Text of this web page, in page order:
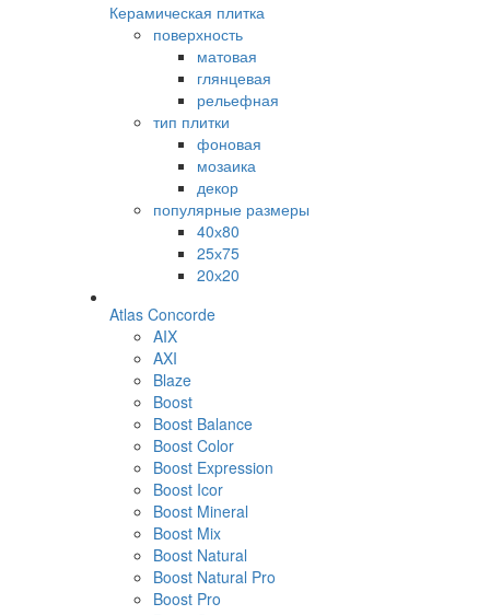
Керамическая плитка
поверхность
матовая
глянцевая
рельефная
тип плитки
фоновая
мозаика
декор
популярные размеры
40х80
25х75
20х20
Atlas Concorde
AIX
AXI
Blaze
Boost
Boost Balance
Boost Color
Boost Expression
Boost Icor
Boost Mineral
Boost Mix
Boost Natural
Boost Natural Pro
Boost Pro